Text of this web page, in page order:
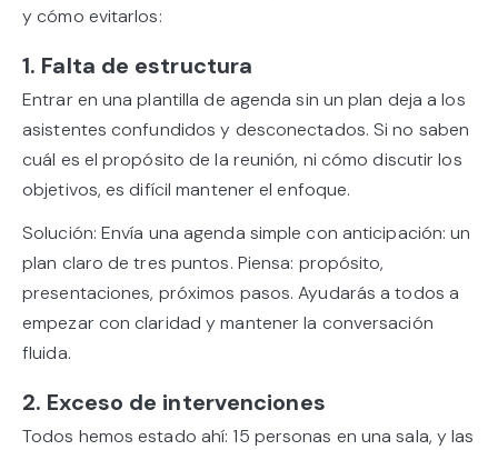
y cómo evitarlos:
1. Falta de estructura
Entrar en una plantilla de agenda sin un plan deja a los
asistentes confundidos y desconectados. Si no saben
cuál es el propósito de la reunión, ni cómo discutir los
objetivos, es difícil mantener el enfoque.
Solución: Envía una agenda simple con anticipación: un
plan claro de tres puntos. Piensa: propósito,
presentaciones, próximos pasos. Ayudarás a todos a
empezar con claridad y mantener la conversación
fluida.
2. Exceso de intervenciones
Todos hemos estado ahí: 15 personas en una sala, y las